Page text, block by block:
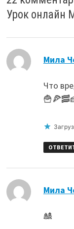
Урок онлайн
Мила
Что
Мила
🎎